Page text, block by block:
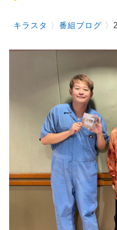
キラスタ 〉番組ブログ 〉